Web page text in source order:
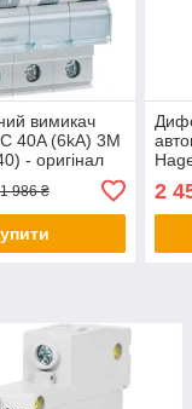
вимикач
40A (6kA) 3M
- оригінал
1 986 ₴ 2